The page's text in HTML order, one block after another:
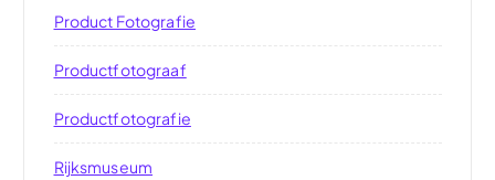
Product Fotografie
Productfotograaf
Productfotografie
Rijksmuseum